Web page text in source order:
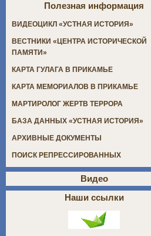
Полезная информация
ВИДЕОЦИКЛ «УСТНАЯ ИСТОРИЯ»
ВЕСТНИКИ «ЦЕНТРА ИСТОРИЧЕСКОЙ
ПАМЯТИ»
КАРТА ГУЛАГА В ПРИКАМЬЕ
КАРТА МЕМОРИАЛОВ В ПРИКАМЬЕ
МАРТИРОЛОГ ЖЕРТВ ТЕРРОРА
БАЗА ДАННЫХ «УСТНАЯ ИСТОРИЯ»
АРХИВНЫЕ ДОКУМЕНТЫ
ПОИСК РЕПРЕССИРОВАННЫХ
Видео
Наши ссылки